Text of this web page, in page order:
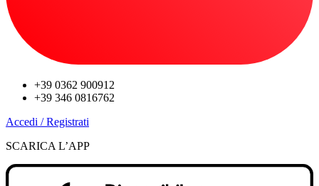
+39 0362 900912
+39 346 0816762
Accedi / Registrati
SCARICA L’APP